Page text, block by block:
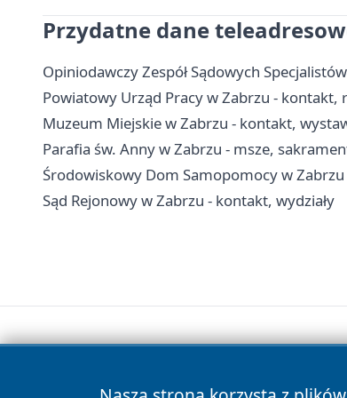
Przydatne dane
Opiniodawczy Zespół Sądowych
Powiatowy Urząd Pracy w Zabrzu - kontakt,
Muzeum Miejskie w Zabrzu - kontakt,
Parafia św. Anny w Zabrzu - msze,
Środowiskowy Dom Samopomocy w
Sąd Rejonowy w Zabrzu - kontakt, wydziały